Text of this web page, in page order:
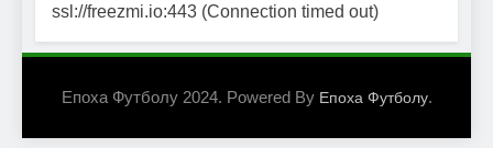
ssl://freezmi.io:443 (Connection timed out)
Епоха Футболу 2024. Powered By Епоха Футболу.